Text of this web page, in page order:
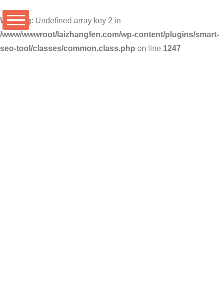
Warning: Undefined array key 2 in
/www/wwwroot/laizhangfen.com/wp-content/plugins/smart-
seo-tool/classes/common.class.php on line 1247